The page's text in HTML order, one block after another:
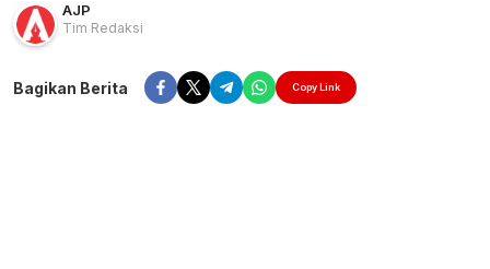
AJP
Tim Redaksi
Bagikan Berita Copy Link